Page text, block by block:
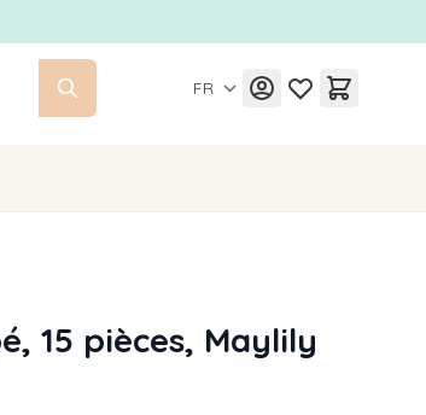
FR
15 pièces, Maylily